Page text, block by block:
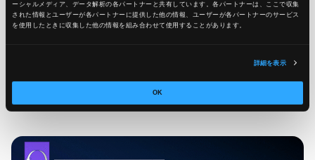
ーシャルメディア、データ解析の各パートナーと共有しています。各パートナーは、ここで収集
された情報とユーザーが各パートナーに提供した他の情報、ユーザーが各パートナーのサービス
を使用したときに収集した他の情報を組み合わせて使用​​することがあります。
詳細を表示
OK
モデルでスイングの姿勢を分析。
AWS LambdaとAmazon Bedrockで分析結果を処理し、
データベースに保存。 そしてスイングの前処理、動画生成、
LLMによる詳細なフィードバックを提供しているようです。